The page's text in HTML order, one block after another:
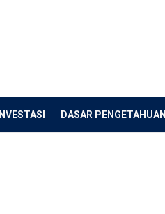
INVESTASI DASAR PENGETAHUAN